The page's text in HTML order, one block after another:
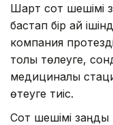
Шарт сот шешімі
бастап бір ай
компания
толық төлеуге,
медициналық
өтеуге тиіс.
Сот шешімі заңды